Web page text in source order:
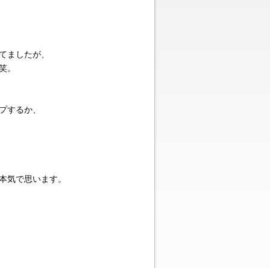
ましたが、
。
するか、
気で思います。